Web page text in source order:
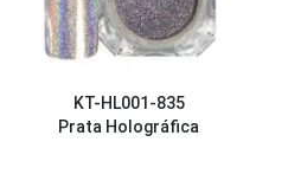
KT-HL001-835
Prata Holográfica